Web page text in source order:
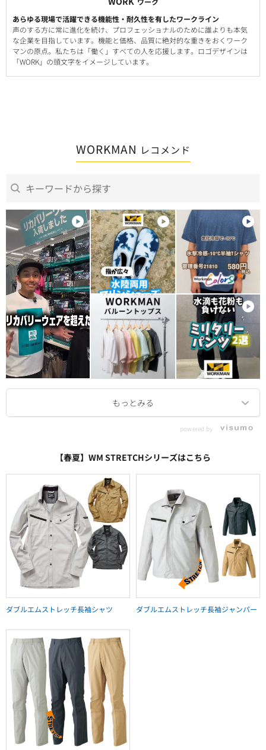
あらゆる現場で活躍できる機能性・耐久性を有したワークライン
声のする方に常に進化を続け、プロフェッショナルのために誰よりも本気
な企業を目指しています。機能と価格、品質に絶対的な重きをおくワーク
マンの原点。私たちは「働く」すべての人を応援します。ロゴデザインは
「WORK」の頭文字をイメージしています。
WORKMAN レコメンド
powered by
【春夏】WM STRETCHシリーズはこちら
ダブルエムストレッチ長袖シャツ ダブルエムストレッチ長袖ジャンパー